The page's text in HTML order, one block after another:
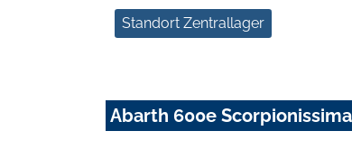
Standort Zentrallager
Abarth 600e